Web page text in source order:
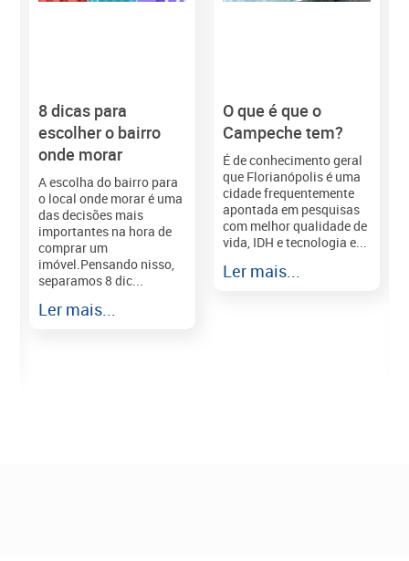
8 dicas para
escolher o bairro
onde morar
A escolha do bairro para
o local onde morar é uma
das decisões mais
importantes na hora de
comprar um
imóvel.Pensando nisso,
separamos 8 dic...
Ler mais...
O que é que o
Campeche tem?
É de conhecimento geral
que Florianópolis é uma
cidade frequentemente
apontada em pesquisas
com melhor qualidade de
vida, IDH e tecnologia e...
Ler mais...